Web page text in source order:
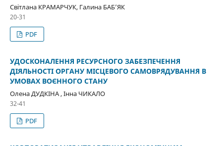
Світлана КРАМАРЧУК, Галина БАБ’ЯК
20-31
PDF
УДОСКОНАЛЕННЯ РЕСУРСНОГО ЗАБЕЗПЕЧЕННЯ
ДІЯЛЬНОСТІ ОРГАНУ МІСЦЕВОГО САМОВРЯДУВАННЯ В
УМОВАХ ВОЄННОГО СТАНУ
Олена ДУДКІНА , Інна ЧИКАЛО
32-41
PDF